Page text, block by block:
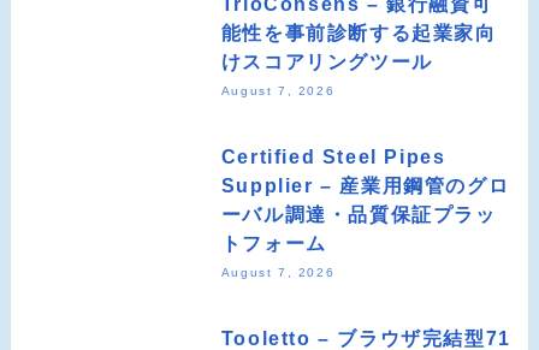
能性を事前診断する起業家向
けスコアリングツール
August 7, 2026
Certified Steel Pipes
Supplier – 産業用鋼管のグロ
ーバル調達・品質保証プラッ
トフォーム
August 7, 2026
Tooletto – ブラウザ完結型71